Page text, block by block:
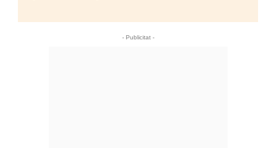
- Publicitat -